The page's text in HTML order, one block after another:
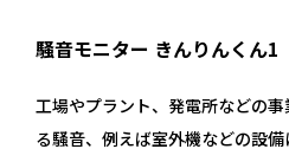
騒音モニター きんりんくん1
工場やプラント、発電所などの
る騒音、例えば室外機などの設